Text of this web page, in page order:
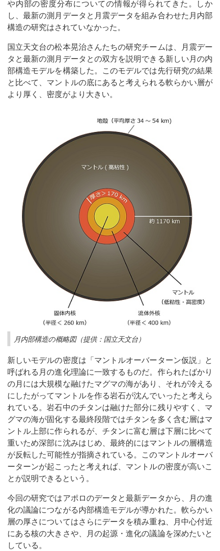
や内部の密度分布についての情報が得られてきた。しか
し、最新の測月データと月震データを組み合わせた月内部
構造の研究はされていなかった。
国立天文台の松本晃治さんたちの研究チームは、月震デー
タと最新の測月データとの双方を説明できる新しい月の内
部構造モデルを構築した。このモデルでは先行研究の結果
と比べて、マントルの底にあると考えられる軟らかい層が
より厚く、密度がより大きい。
月内部構造の概略図（提供：国立天文台）
新しいモデルの密度は「マントルオーバーターン仮説」と
呼ばれる月の進化理論に一致するものだ。作られたばかり
の月には大規模な融けたマグマの海があり、それが冷える
にしたがってマントルを作る岩石が沈んでいったと考えら
れている。岩石中のチタンは融けた部分に残りやすく、マ
グマの海が固化する最終段階ではチタンを多く含む層はマ
ントル上部に作られるが、チタンに富む層は下層に比べて
重いため深部に沈みはじめ、最終的にはマントルの層構造
が反転した可能性が指摘されている。このマントルオーバ
ーターンが起こったと考えれば、マントルの密度が高いこ
とが説明できるという。
今回の研究ではアポロのデータと最新データから、月の進
化の議論につながる内部構造モデルが導かれた。軟らかい
層の厚さについてはさらにデータを積み重ね、月中心付近
にある核の大きさや、月の起源・進化の議論を深めたいと
している。